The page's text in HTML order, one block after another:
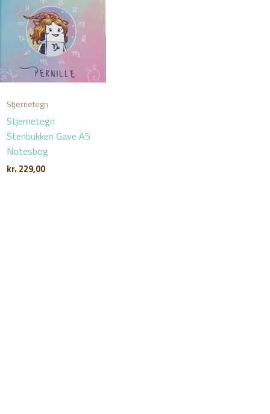
Stjernetegn
Stjernetegn
Stenbukken Gave A5
Notesbog
kr. 229,00